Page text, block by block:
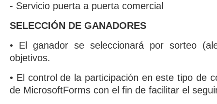
- Servicio puerta a puerta comercial
SELECCIÓN DE GANADORES
• El ganador se seleccionará por sorteo
objetivos.
• El control de la participación en este tipo de
de MicrosoftForms con el fin de facilitar el